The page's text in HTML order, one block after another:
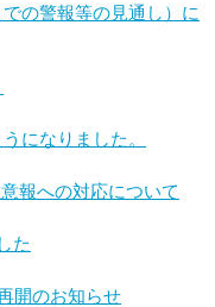
の警報等の見通し）に
になりました。
報への対応について
た
開のお知らせ